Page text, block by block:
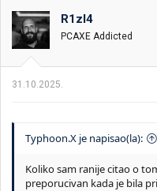
k
t
e
m
o
k
e
a
R1zl4
PCAXE Addicted
31.10.2025.
Typhoon.X je napisao(la):
Koliko sam ranije citao o
preporucivan kada je bila